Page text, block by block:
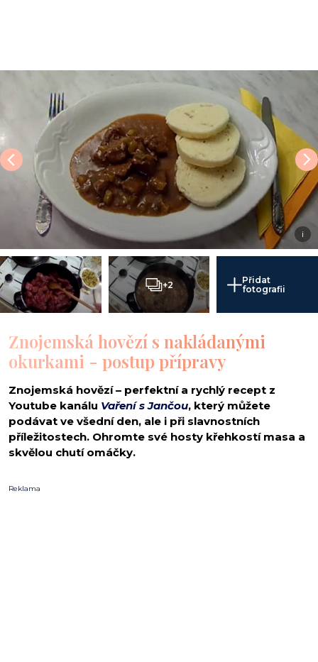
i
+2
Přidat
fotografii
Znojemská hovězí s nakládanými
okurkami - postup přípravy
Znojemská hovězí – perfektní a rychlý recept z
Youtube kanálu Vaření s Jančou, který můžete
podávat ve všední den, ale i při slavnostních
příležitostech. Ohromte své hosty křehkostí masa a
skvělou chutí omáčky.
Reklama